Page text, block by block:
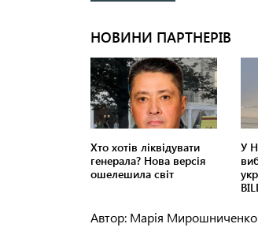
Автор: Марія Мирошниченко